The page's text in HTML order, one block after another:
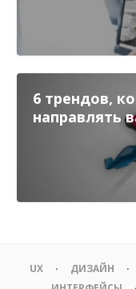
6 трендов,
направлять
UX ДИЗАЙН